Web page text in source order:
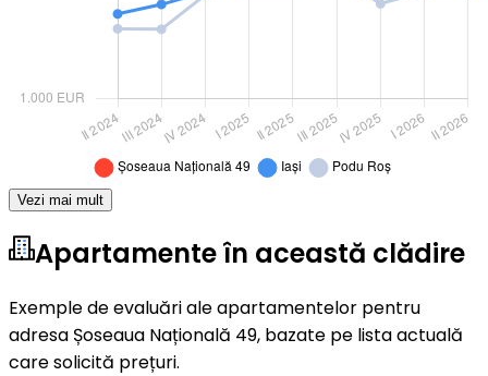
Vezi mai mult
Apartamente în această clădire
Exemple de evaluări ale apartamentelor pentru
adresa Șoseaua Națională 49, bazate pe lista actuală
care solicită prețuri.